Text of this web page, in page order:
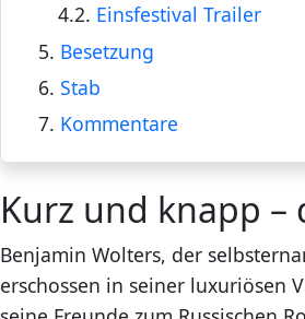
4.2. Einsfestival Trailer
5. Besetzung
6. Stab
7. Kommentare
Kurz und knapp –
Benjamin Wolters, der
erschossen in seiner luxuriösen